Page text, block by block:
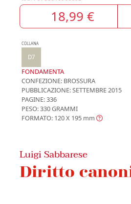
18,99 €
COLLANA
D7
FONDAMENTA
CONFEZIONE: BROSSURA
PUBBLICAZIONE:SETTEMBRE 2015
PAGINE: 336
PESO: 330 GRAMMI
FORMATO: 120 X 195 mm
Luigi Sabbarese
Diritto